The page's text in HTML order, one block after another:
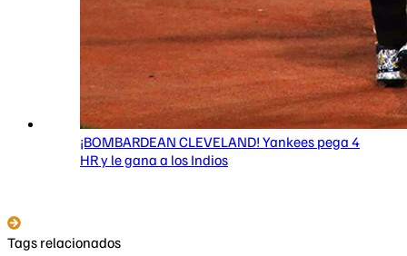
¡BOMBARDEAN CLEVELAND! Yankees pega 4
HR y le gana a los Indios
Tags relacionados